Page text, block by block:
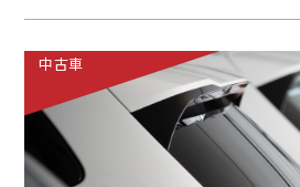
中古車